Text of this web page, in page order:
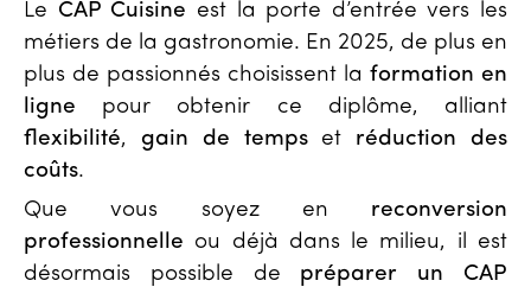
Le CAP Cuisine est la porte d’entrée vers les
métiers de la gastronomie. En 2025, de plus en
plus de passionnés choisissent la formation en
ligne pour obtenir ce diplôme, alliant
flexibilité, gain de tempset réduction des
coûts.
Que vous soyez en reconversion
professionnelle ou déjà dans le milieu, il est
désormais possible de préparer un CAP